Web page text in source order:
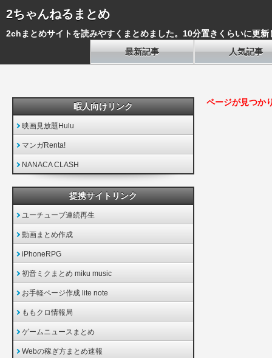
2ちゃんねるまとめ
2chまとめサイトを読みやすくまとめました。10分置きくらいに更新
最新記事
人気記事
ページが見つか
暇人向けリンク
映画見放題Hulu
マンガRenta!
NANACA CLASH
提携サイトリンク
ユーチューブ連続再生
動画まとめ作成
iPhoneRPG
初音ミクまとめ miku music
お手軽ページ作成 lite note
ももクロ情報局
ゲームニュースまとめ
Webの稼ぎ方まとめ速報